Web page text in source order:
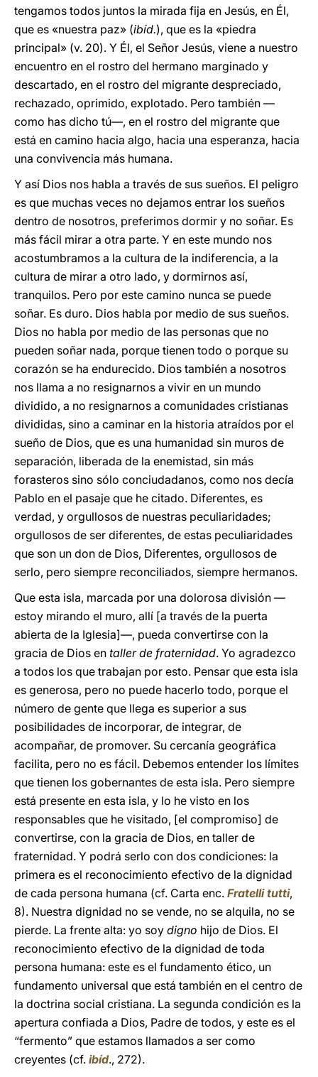
tengamos todos juntos la mirada fija en Jesús, en Él,
que es «nuestra paz» (ibíd.), que es la «piedra
principal» (v. 20). Y Él, el Señor Jesús, viene a nuestro
encuentro en el rostro del hermano marginado y
descartado, en el rostro del migrante despreciado,
rechazado, oprimido, explotado. Pero también —
como has dicho tú—, en el rostro del migrante que
está en camino hacia algo, hacia una esperanza, hacia
una convivencia más humana.
Y así Dios nos habla a través de sus sueños. El peligro
es que muchas veces no dejamos entrar los sueños
dentro de nosotros, preferimos dormir y no soñar. Es
más fácil mirar a otra parte. Y en este mundo nos
acostumbramos a la cultura de la indiferencia, a la
cultura de mirar a otro lado, y dormirnos así,
tranquilos. Pero por este camino nunca se puede
soñar. Es duro. Dios habla por medio de sus sueños.
Dios no habla por medio de las personas que no
pueden soñar nada, porque tienen todo o porque su
corazón se ha endurecido. Dios también a nosotros
nos llama a no resignarnos a vivir en un mundo
dividido, a no resignarnos a comunidades cristianas
divididas, sino a caminar en la historia atraídos por el
sueño de Dios, que es una humanidad sin muros de
separación, liberada de la enemistad, sin más
forasteros sino sólo conciudadanos, como nos decía
Pablo en el pasaje que he citado. Diferentes, es
verdad, y orgullosos de nuestras peculiaridades;
orgullosos de ser diferentes, de estas peculiaridades
que son un don de Dios, Diferentes, orgullosos de
serlo, pero siempre reconciliados, siempre hermanos.
Que esta isla, marcada por una dolorosa división —
estoy mirando el muro, allí [a través de la puerta
abierta de la Iglesia]—, pueda convertirse con la
gracia de Dios en taller de fraternidad. Yo agradezco
a todos los que trabajan por esto. Pensar que esta isla
es generosa, pero no puede hacerlo todo, porque el
número de gente que llega es superior a sus
posibilidades de incorporar, de integrar, de
acompañar, de promover. Su cercanía geográfica
facilita, pero no es fácil. Debemos entender los límites
que tienen los gobernantes de esta isla. Pero siempre
está presente en esta isla, y lo he visto en los
responsables que he visitado, [el compromiso] de
convertirse, con la gracia de Dios, en taller de
fraternidad. Y podrá serlo con dos condiciones: la
primera es el reconocimiento efectivo de la dignidad
de cada persona humana (cf. Carta enc. Fratelli tutti,
8). Nuestra dignidad no se vende, no se alquila, no se
pierde. La frente alta: yo soy digno hijo de Dios. El
reconocimiento efectivo de la dignidad de toda
persona humana: este es el fundamento ético, un
fundamento universal que está también en el centro de
la doctrina social cristiana. La segunda condición es la
apertura confiada a Dios, Padre de todos, y este es el
“fermento” que estamos llamados a ser como
creyentes (cf. ibíd., 272).